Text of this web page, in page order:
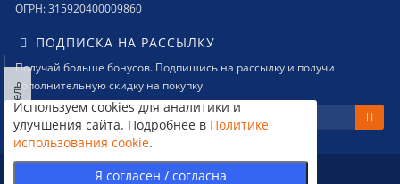
Используем cookies для аналитики и
улучшения сайта. Подробнее в Политике
использования cookie.
ОГРН: 315920400009860
ПОДПИСКА НА РАССЫЛКУ
Получай больше бонусов. Подпишись на рассылку и получи
дополнительную скидку на покупку
Левая панель